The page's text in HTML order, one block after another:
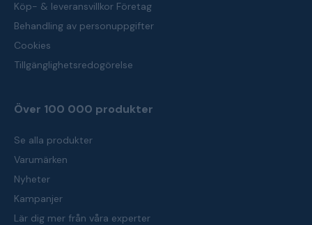
Köp- & leveransvillkor Företag
Behandling av personuppgifter
Cookies
Tillgänglighetsredogörelse
Över 100 000 produkter
Se alla produkter
Varumärken
Nyheter
Kampanjer
Lär dig mer från våra experter